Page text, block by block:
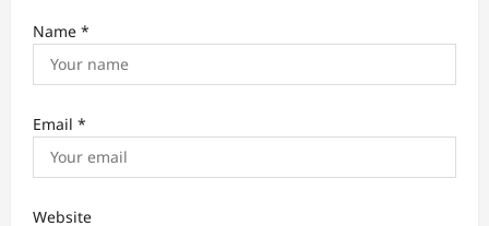
Name *
Email *
Website